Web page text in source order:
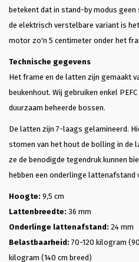
betekent dat in stand-by modus
de elektrisch verstelbare variant is
motor zo'n 5 centimeter onder het
Technische gegevens
Het frame en de latten zijn gemaakt
beukenhout. Wij gebruiken enkel
duurzaam beheerde bossen.
De latten zijn 7-laags gelamineerd.
stomen van het hout de bolling in de
ze de benodigde tegendruk kunnen
hebben een onderlinge lattenafstand
Hoogte: 9,5 cm
Lattenbreedte: 36 mm
Onderlinge lattenafstand: 24 mm
Belastbaarheid: 70-120 kilogram
kilogram (140 cm breed)